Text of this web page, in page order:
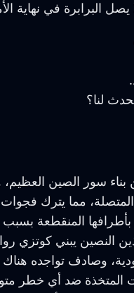
البرابرة في نهاية
لنا؟
بناء سور الصين
المتصلة، مما يترك
بأطرافها المنقطعة
النصين يبني كوتزي
وصادف تواجده هناك
ضد أي خطر